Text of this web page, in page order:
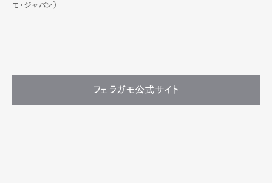
モ・ジャパン）
フェラガモ公式サイト